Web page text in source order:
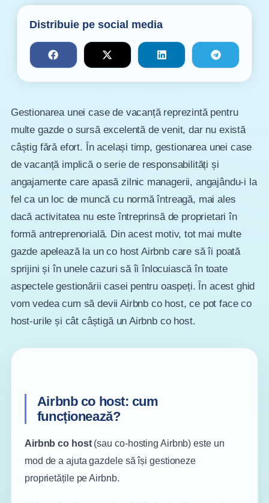
Distribuie pe social media
Gestionarea unei case de vacanță reprezintă pentru
multe gazde o sursă excelentă de venit, dar nu există
câștig fără efort. În același timp, gestionarea unei case
de vacanță implică o serie de responsabilități și
angajamente care apasă zilnic managerii, angajându-i la
fel ca un loc de muncă cu normă întreagă, mai ales
dacă activitatea nu este întreprinsă de proprietari în
formă antreprenorială. Din acest motiv, tot mai multe
gazde apelează la un co host Airbnb care să îi poată
sprijini și în unele cazuri să îi înlocuiască în toate
aspectele gestionării casei pentru oaspeți. În acest ghid
vom vedea cum să devii Airbnb co host, ce pot face co
host-urile și cât câștigă un Airbnb co host.
Airbnb co host: cum
funcționează?
Airbnb co host(sau co-hosting Airbnb) este un
mod de a ajuta gazdele să își gestioneze
proprietățile pe Airbnb.